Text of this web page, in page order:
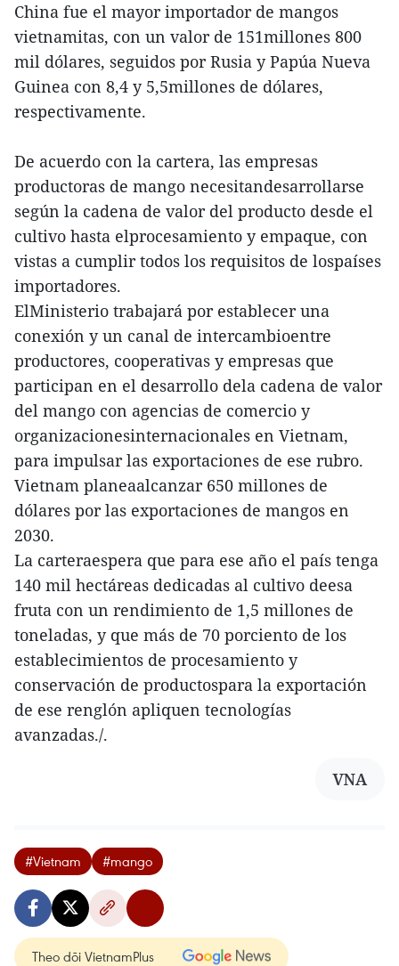
China fue el mayor importador de mangos
vietnamitas, con un valor de 151millones 800
mil dólares, seguidos por Rusia y Papúa Nueva
Guinea con 8,4 y 5,5millones de dólares,
respectivamente.
De acuerdo con la cartera, las empresas
productoras de mango necesitandesarrollarse
según la cadena de valor del producto desde el
cultivo hasta elprocesamiento y empaque, con
vistas a cumplir todos los requisitos de lospaíses
importadores.
ElMinisterio trabajará por establecer una
conexión y un canal de intercambioentre
productores, cooperativas y empresas que
participan en el desarrollo dela cadena de valor
del mango con agencias de comercio y
organizacionesinternacionales en Vietnam,
para impulsar las exportaciones de ese rubro.
Vietnam planeaalcanzar 650 millones de
dólares por las exportaciones de mangos en
2030.
La carteraespera que para ese año el país tenga
140 mil hectáreas dedicadas al cultivo deesa
fruta con un rendimiento de 1,5 millones de
toneladas, y que más de 70 porciento de los
establecimientos de procesamiento y
conservación de productospara la exportación
de ese renglón apliquen tecnologías
avanzadas./.
VNA
#Vietnam #mango
Theo dõi VietnamPlus